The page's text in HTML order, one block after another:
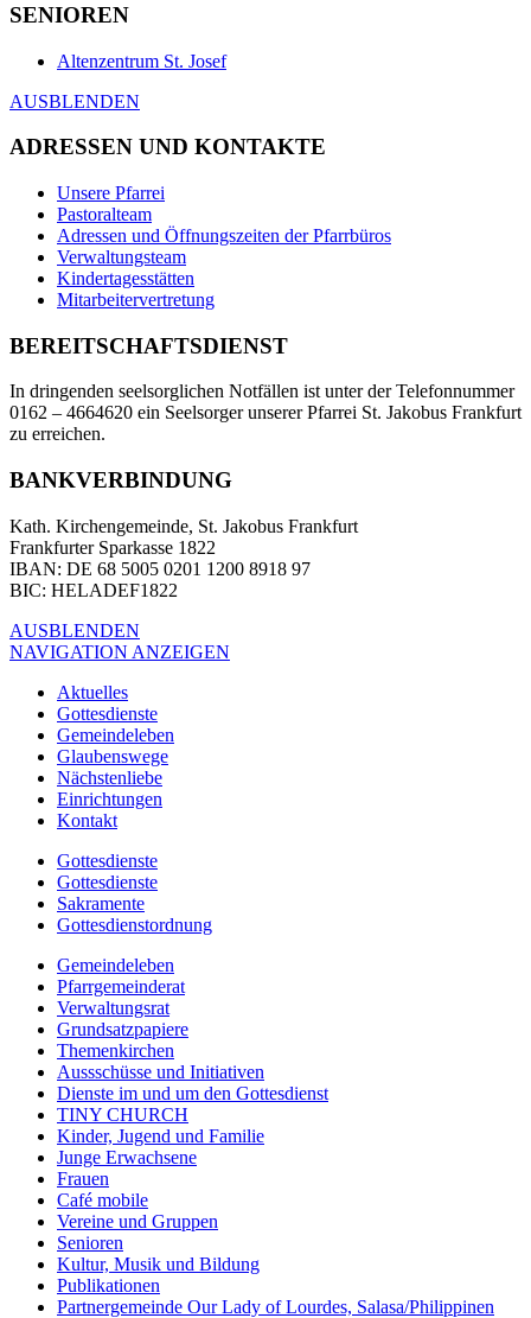
SENIOREN
Altenzentrum St. Josef
AUSBLENDEN
ADRESSEN UND KONTAKTE
Unsere Pfarrei
Pastoralteam
Adressen und Öffnungszeiten der Pfarrbüros
Verwaltungsteam
Kindertagesstätten
Mitarbeitervertretung
BEREITSCHAFTSDIENST
In dringenden seelsorglichen Notfällen ist unter der Telefonnummer
0162 – 4664620 ein Seelsorger unserer Pfarrei St. Jakobus Frankfurt
zu erreichen.
BANKVERBINDUNG
Kath. Kirchengemeinde, St. Jakobus Frankfurt
Frankfurter Sparkasse 1822
IBAN: DE 68 5005 0201 1200 8918 97
BIC: HELADEF1822
AUSBLENDEN
NAVIGATION ANZEIGEN
Aktuelles
Gottesdienste
Gemeindeleben
Glaubenswege
Nächstenliebe
Einrichtungen
Kontakt
Gottesdienste
Gottesdienste
Sakramente
Gottesdienstordnung
Gemeindeleben
Pfarrgemeinderat
Verwaltungsrat
Grundsatzpapiere
Themenkirchen
Aussschüsse und Initiativen
Dienste im und um den Gottesdienst
TINY CHURCH
Kinder, Jugend und Familie
Junge Erwachsene
Frauen
Café mobile
Vereine und Gruppen
Senioren
Kultur, Musik und Bildung
Publikationen
Partnergemeinde Our Lady of Lourdes, Salasa/Philippinen